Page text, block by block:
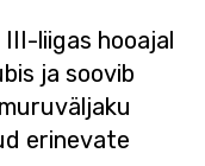
liigas hooajal
ja soovib
erinevate